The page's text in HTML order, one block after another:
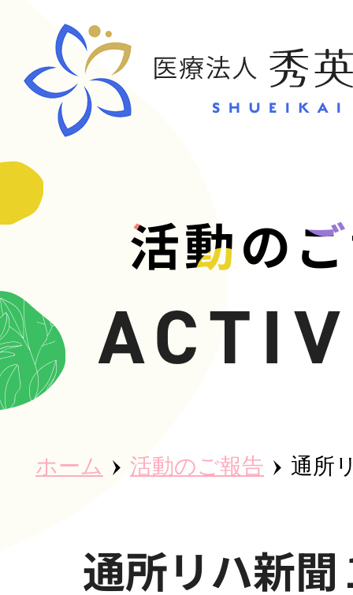
活動の
ホーム 活動のご報告 通所
通所リハ新
お問い
秀英会につ
魅力・取り